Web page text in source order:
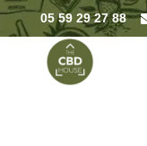
05 59 29 27 88